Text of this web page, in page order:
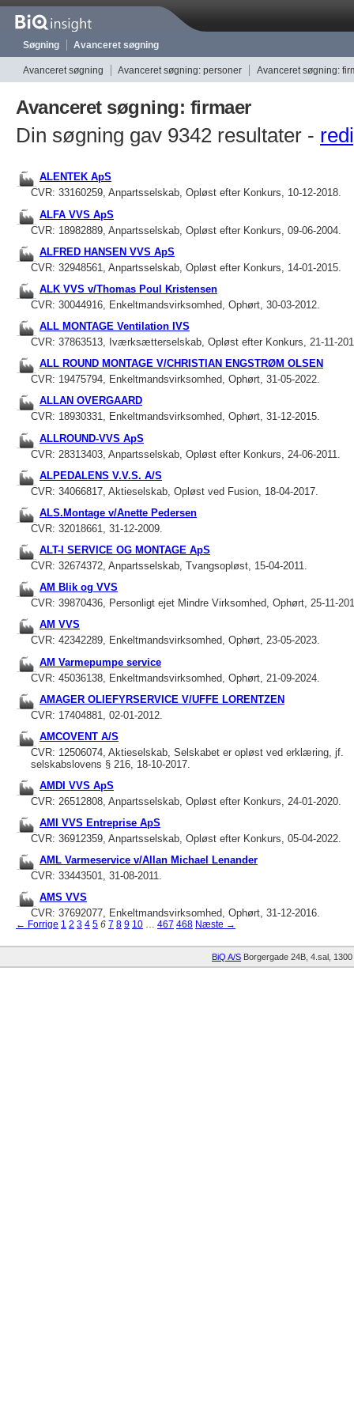
Søgning Avanceret søgning
Avanceret søgning Avanceret søgning: personer Avanceret søgning:
Avanceret søgning: firmaer
Din søgning gav 9342 resultater -
ALENTEK ApS
CVR: 33160259, Anpartsselskab, Opløst efter Konkurs, 10-12-2018.
ALFA VVS ApS
CVR: 18982889, Anpartsselskab, Opløst efter Konkurs, 09-06-2004.
ALFRED HANSEN VVS ApS
CVR: 32948561, Anpartsselskab, Opløst efter Konkurs, 14-01-2015.
ALK VVS v/Thomas Poul Kristensen
CVR: 30044916, Enkeltmandsvirksomhed, Ophørt, 30-03-2012.
ALL MONTAGE Ventilation IVS
CVR: 37863513, Iværksætterselskab, Opløst efter Konkurs, 21-11-
ALL ROUND MONTAGE V/CHRISTIAN ENGSTRØM OLSEN
CVR: 19475794, Enkeltmandsvirksomhed, Ophørt, 31-05-2022.
ALLAN OVERGAARD
CVR: 18930331, Enkeltmandsvirksomhed, Ophørt, 31-12-2015.
ALLROUND-VVS ApS
CVR: 28313403, Anpartsselskab, Opløst efter Konkurs, 24-06-2011.
ALPEDALENS V.V.S. A/S
CVR: 34066817, Aktieselskab, Opløst ved Fusion, 18-04-2017.
ALS.Montage v/Anette Pedersen
CVR: 32018661, 31-12-2009.
ALT-I SERVICE OG MONTAGE ApS
CVR: 32674372, Anpartsselskab, Tvangsopløst, 15-04-2011.
AM Blik og VVS
CVR: 39870436, Personligt ejet Mindre Virksomhed, Ophørt, 25-11-
AM VVS
CVR: 42342289, Enkeltmandsvirksomhed, Ophørt, 23-05-2023.
AM Varmepumpe service
CVR: 45036138, Enkeltmandsvirksomhed, Ophørt, 21-09-2024.
AMAGER OLIEFYRSERVICE V/UFFE LORENTZEN
CVR: 17404881, 02-01-2012.
AMCOVENT A/S
CVR: 12506074, Aktieselskab, Selskabet er opløst ved erklæring, jf.
selskabslovens § 216, 18-10-2017.
AMDI VVS ApS
CVR: 26512808, Anpartsselskab, Opløst efter Konkurs, 24-01-2020.
AMI VVS Entreprise ApS
CVR: 36912359, Anpartsselskab, Opløst efter Konkurs, 05-04-2022.
AML Varmeservice v/Allan Michael Lenander
CVR: 33443501, 31-08-2011.
AMS VVS
CVR: 37692077, Enkeltmandsvirksomhed, Ophørt, 31-12-2016.
← Forrige 1 2 3 4 5 6 7 8 9 10 … 467 468 Næste →
BiQ A/S Borgergade 24B, 4.sal 1300